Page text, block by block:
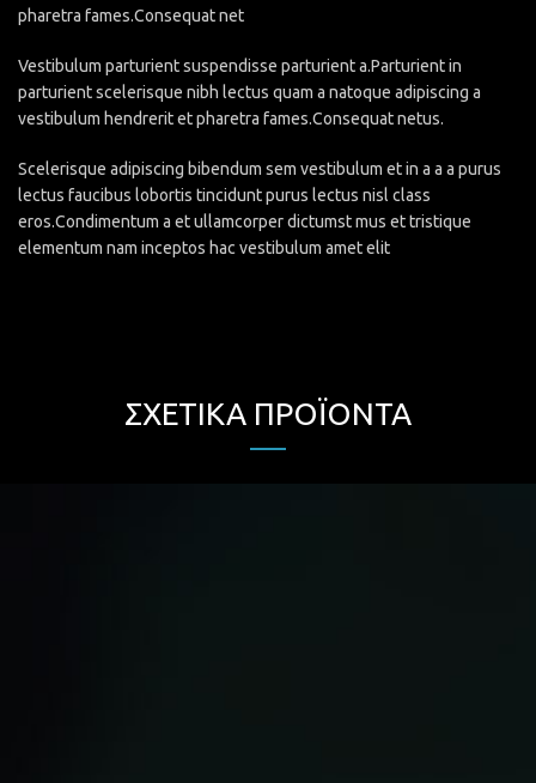
pharetra fames.Consequat net
Vestibulum parturient suspendisse parturient a.Parturient in
parturient scelerisque nibh lectus quam a natoque adipiscing a
vestibulum hendrerit et pharetra fames.Consequat netus.
Scelerisque adipiscing bibendum sem vestibulum et in a a a purus
lectus faucibus lobortis tincidunt purus lectus nisl class
eros.Condimentum a et ullamcorper dictumst mus et tristique
elementum nam inceptos hac vestibulum amet elit
ΣΧΕΤΙΚΆ ΠΡΟΪΌΝΤΑ